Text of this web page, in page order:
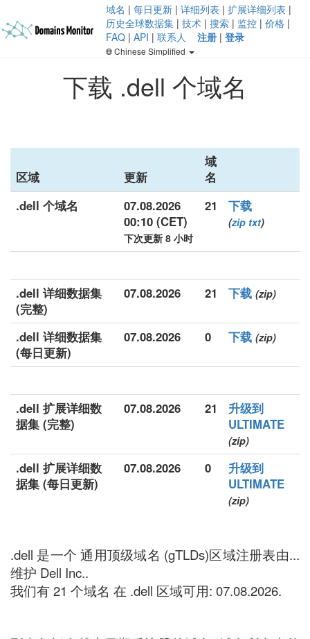
域名 | 每日更新 | 详细列表 | 扩展详细列表 |
历史全球数据集 | 技术 | 搜索 | 监控 | 价格 |
FAQ | API | 联系人 注册 | 登录
Chinese Simplified
下载 .dell 个域名
区域 更新
域
名
.dell 个域名
07.08.2026
00:10 (CET)
下次更新 8 小时
21 下载
(zip txt)
.dell 详细数据集
(完整)
07.08.2026 21 下载 (zip)
.dell 详细数据集
(每日更新)
07.08.2026 0 下载 (zip)
.dell 扩展详细数
据集 (完整)
07.08.2026 21
升级到
ULTIMATE
(zip)
.dell 扩展详细数
据集 (每日更新)
07.08.2026 0
升级到
ULTIMATE
(zip)
.dell 是一个 通用顶级域名 (gTLDs)区域注册表由...
维护 Dell Inc..
我们有 21 个域名 在 .dell 区域可用: 07.08.2026.